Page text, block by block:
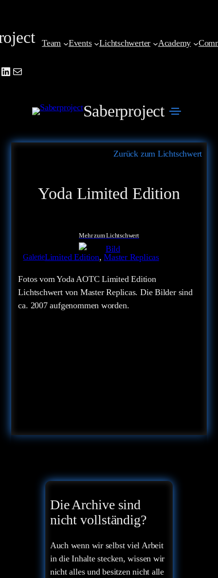
springen
Mail
Team Events Lichtschwerter Academy
Saberproject
Zurück zum Lichtschwert
Yoda Limited Edition
Mehr zum Lichtschwert
GalerieLimited Edition, Master Replicas
Fotos vom Yoda AOTC Limited Edition
Lichtschwert von Master Replicas. Die Bilder sind
ca. 2007 aufgenommen worden.
Die Archive sind
nicht vollständig?
Auch wenn wir selbst viel Arbeit
in die Inhalte stecken, wissen wir
nicht alles und besitzen nicht alle